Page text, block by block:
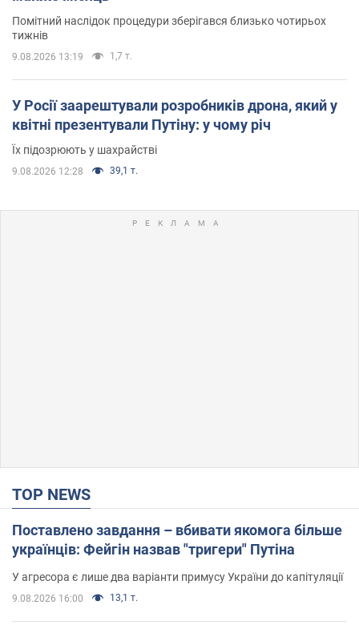
Помітний наслідок процедури зберігався близько чотирьох
тижнів
9.08.2026 13:19 1,7 т.
У Росії заарештували розробників дрона, який у
квітні презентували Путіну: у чому річ
Їх підозрюють у шахрайстві
9.08.2026 12:28 39,1 т.
TOP NEWS
Поставлено завдання – вбивати якомога більше
українців: Фейгін назвав "тригери" Путіна
У агресора є лише два варіанти примусу України до капітуляції
9.08.2026 16:00 13,1 т.